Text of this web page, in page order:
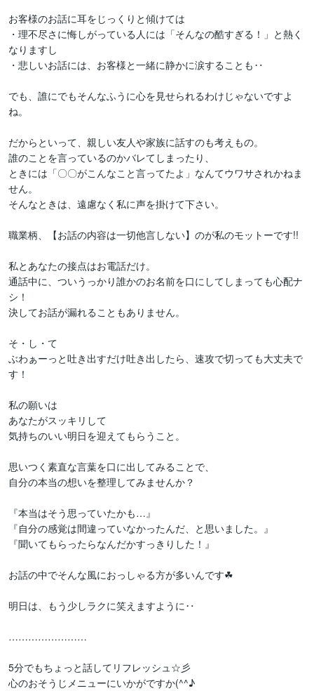
お客様のお話に耳をじっくりと傾けては
・理不尽さに悔しがっている人には「そんなの酷すぎる！」と熱く
なりますし
・悲しいお話には、お客様と一緒に静かに涙することも‥
でも、誰にでもそんなふうに心を見せられるわけじゃないですよ
ね。
だからといって、親しい友人や家族に話すのも考えもの。
誰のことを言っているのかバレてしまったり、
ときには「〇〇がこんなこと言ってたよ」なんてウワサされかねま
せん。
そんなときは、遠慮なく私に声を掛けて下さい。
職業柄、【お話の内容は一切他言しない】のが私のモットーです!!
私とあなたの接点はお電話だけ。
通話中に、ついうっかり誰かのお名前を口にしてしまっても心配ナ
シ！
決してお話が漏れることもありません。
そ・し・て
ぶわぁーっと吐き出すだけ吐き出したら、速攻で切っても大丈夫で
す！
私の願いは
あなたがスッキリして
気持ちのいい明日を迎えてもらうこと。
思いつく素直な言葉を口に出してみることで、
自分の本当の想いを整理してみませんか？
『本当はそう思っていたかも…』
『自分の感覚は間違っていなかったんだ、と思いました。』
『聞いてもらったらなんだかすっきりした！』
お話の中でそんな風におっしゃる方が多いんです☘
明日は、もう少しラクに笑えますように‥
……………………
5分でもちょっと話してリフレッシュ☆彡
心のおそうじメニューにいかがですか(^^♪